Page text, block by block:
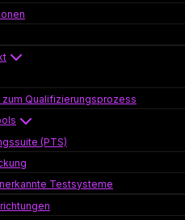
Qualifizierungsprozess
(PTS)
Testsysteme